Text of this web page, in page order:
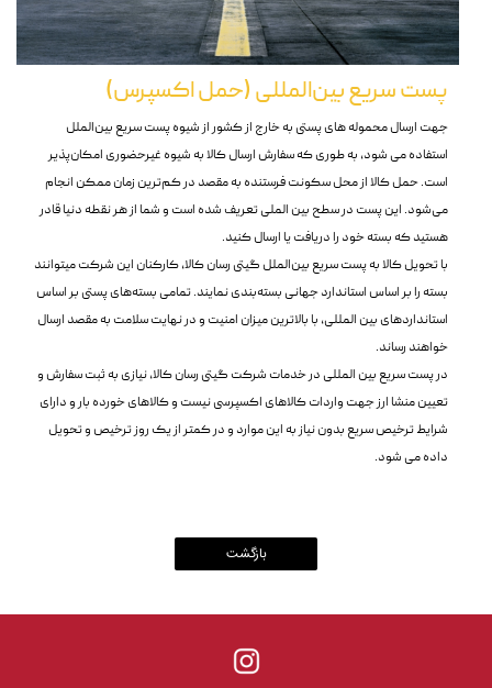
پست سریع بین‌المللی (حمل اکسپرس)
جهت ارسال محموله های پستی به خارج از کشور از شیوه‌ پست سریع بین‌الملل
استفاده می شود‌، به طوری که سفارش ارسال کالا به شیوه غیرحضوری امکان‌پذیر
است. حمل کالا از محل سکونت فرستنده به مقصد در کم‌ترین زمان ممکن انجام
می‌شود. این پست در سطح بین الملی تعریف شده است و شما از هر نقطه دنیا قادر
هستید که بسته خود را دریافت یا ارسال کنید.
با تحویل کالا به پست سریع بین‌الملل گیتی رسان کالا، کارکنان این شرکت میتوانند
بسته را بر اساس استاندارد جهانی بسته‌بندی نمایند. تمامی بسته‌های پستی بر اساس
استانداردهای بین المللی، با بالاترین میزان امنیت و در نهایت سلامت به مقصد ارسال
خواهند رساند.
در پست سریع بین المللی در خدمات شرکت گیتی رسان کالا، نیازی به ثبت سفارش و
تعیین منشا ارز جهت واردات کالاهای اکسپرسی نیست و کالاهای خورده بار و دارای
شرایط ترخیص سریع بدون نیاز به این موارد و در کمتر از یک روز ترخیص و تحویل
داده می شود.